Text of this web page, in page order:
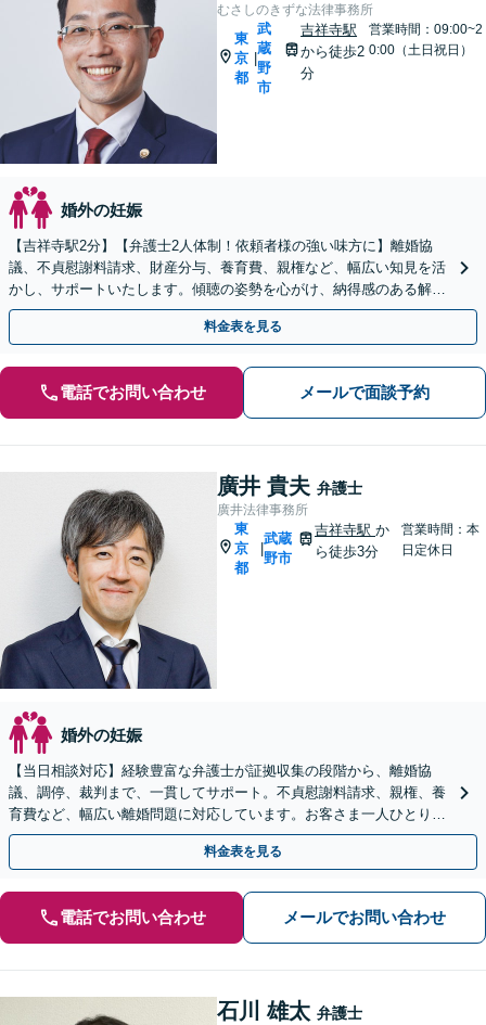
むさしのきずな法律事務所
東
京
都
|
武
蔵
野
市
吉祥寺駅
から徒歩2
分
営業時間：09:00~2
0:00（土日祝日）
婚外の妊娠
【吉祥寺駅2分】【弁護士2人体制！依頼者様の強い味方に】離婚協
議、不貞慰謝料請求、財産分与、養育費、親権など、幅広い知見を活
かし、サポートいたします。傾聴の姿勢を心がけ、納得感のある解決
を
料金表を見る
電話でお問い合わせ メールで面談予約
廣井 貴夫 弁護士
廣井法律事務所
東
京
都
武蔵
野市
吉祥寺駅か
ら徒歩3分
営業時間：本
日定休日
婚外の妊娠
【当日相談対応】経験豊富な弁護士が証拠収集の段階から、離婚協
議、調停、裁判まで、一貫してサポート。不貞慰謝料請求、親権、養
育費など、幅広い離婚問題に対応しています。お客さま一人ひとりの
事情に丁寧に配慮し、最適な解決策をご提案します。
料金表を見る
電話でお問い合わせ メールでお問い合わせ
石川 雄太 弁護士